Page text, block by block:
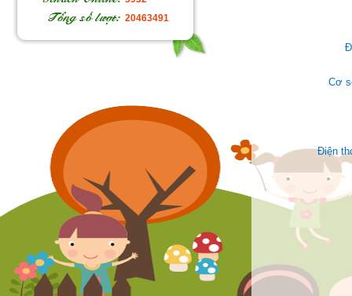
20463491
Cơ
Điện